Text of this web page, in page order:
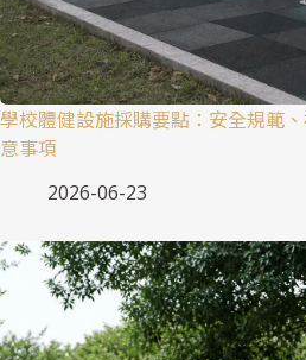
學校體健設施採購要點：安全規範
意事項
2026-06-23